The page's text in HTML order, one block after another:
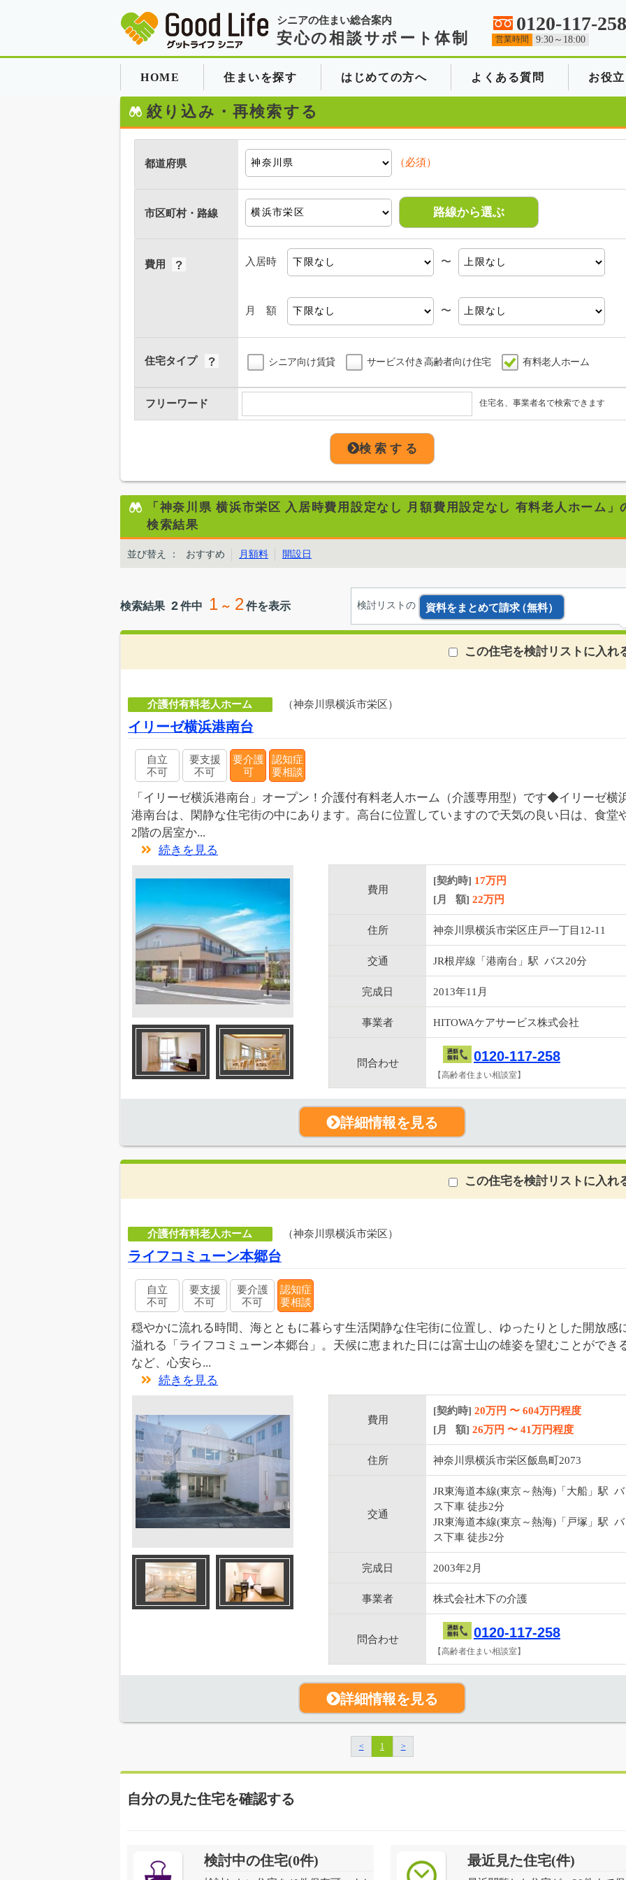
シニアの住まい総合案内
安心の相談サポート体制
0120-117-258
営業時間 9:30～18:00
HOME 住まいを探す はじめての方へ よくある質問 お役
絞り込み・再検索する
都道府県 （必須）
市区町村・路線 路線から選ぶ
費用 入居時 〜
月 額 〜
住宅タイプ シニア向け賃貸 サービス付き高齢者向け住宅 有料老人ホーム
フリーワード 住宅名、事業者名で検索できます
検 索 す る
「神奈川県 横浜市栄区 入居時費用設定なし 月額費用設定なし 有料老人ホーム」
検索結果
並び替え ： おすすめ 月額料 開設日
検索結果 2件中 1 ～ 2件を表示 検討リストの 資料をまとめて請求（無料）
この住宅を検討リストに入れ
介護付有料老人ホーム （神奈川県横浜市栄区）
イリーゼ横浜港南台
自立
不可
要支援
不可
要介護
可
認知症
要相談
「イリーゼ横浜港南台」オープン！介護付有料老人ホーム（介護専用型）です◆イリーゼ横
港南台は、閑静な住宅街の中にあります。高台に位置していますので天気の良い日は、食堂
2階の居室か...
続きを見る
費用
[契約時] 17万円
[月 額] 22万円
住所 神奈川県横浜市栄区庄戸一丁目12-11
交通 JR根岸線「港南台」駅 バス20分
完成日 2013年11月
事業者 HITOWAケアサービス株式会社
問合わせ 0120-117-258
【高齢者住まい相談室】
詳細情報を見る
この住宅を検討リストに入れ
介護付有料老人ホーム （神奈川県横浜市栄区）
ライフコミューン本郷台
自立
不可
要支援
不可
要介護
不可
認知症
要相談
穏やかに流れる時間、海とともに暮らす生活閑静な住宅街に位置し、ゆったりとした開放感
溢れる「ライフコミューン本郷台」。天候に恵まれた日には富士山の雄姿を望むことができ
など、心安ら...
続きを見る
費用
[契約時] 20万円 〜 604万円程度
[月 額] 26万円 〜 41万円程度
住所 神奈川県横浜市栄区飯島町2073
交通
JR東海道本線(東京～熱海)「大船」駅 バ
ス下車 徒歩2分
JR東海道本線(東京～熱海)「戸塚」駅 バ
ス下車 徒歩2分
完成日 2003年2月
事業者 株式会社木下の介護
問合わせ 0120-117-258
【高齢者住まい相談室】
詳細情報を見る
< 1 >
自分の見た住宅を確認する
検討中の住宅(0件) 最近見た住宅(件)